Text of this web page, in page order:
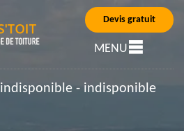
Devis gratuit
MENU
indisponible - indisponible